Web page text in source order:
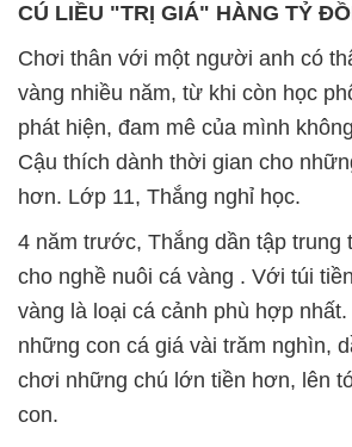
CÚ LIỀU "TRỊ GIÁ" HÀNG TỶ
Chơi thân với một người anh có
vàng nhiều năm, từ khi còn học
phát hiện, đam mê của mình
Cậu thích dành thời gian cho
hơn. Lớp 11, Thắng nghỉ học.
4 năm trước, Thắng dần tập trung
cho nghề nuôi cá vàng . Với túi
vàng là loại cá cảnh phù hợp
những con cá giá vài trăm nghìn,
chơi những chú lớn tiền hơn, lên
con.